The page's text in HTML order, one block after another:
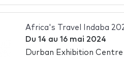
Africa's Travel Indaba
Du 14 au 16 mai 2024
Durban Exhibition Centre